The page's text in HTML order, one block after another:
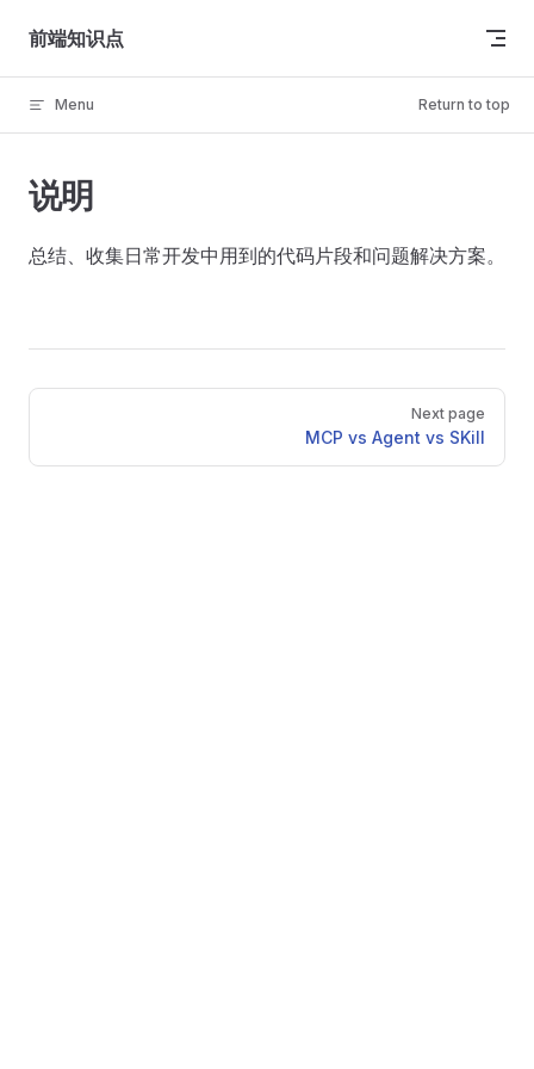
Skip to content
前端知识点
Menu Return to top
说明
总结、收集日常开发中用到的代码片段和问题解决方案。
Pager
Next page
MCP vs Agent vs SKill